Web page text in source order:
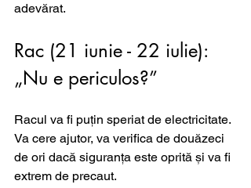
adevărat.
Rac (21 iunie - 22 iulie):
„Nu e periculos?”
Racul va fi puțin speriat de electricitate.
Va cere ajutor, va verifica de douăzeci
de ori dacă siguranța este oprită și va fi
extrem de precaut.